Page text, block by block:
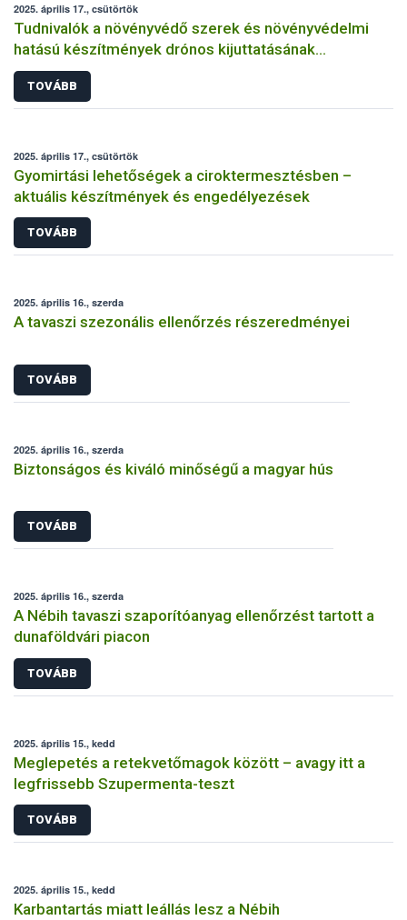
2025. április 17., csütörtök
Tudnivalók a növényvédő szerek és növényvédelmi
hatású készítmények drónos kijuttatásának
kérelmezéséről
TOVÁBB
2025. április 17., csütörtök
Gyomirtási lehetőségek a ciroktermesztésben –
aktuális készítmények és engedélyezések
TOVÁBB
2025. április 16., szerda
A tavaszi szezonális ellenőrzés részeredményei
TOVÁBB
2025. április 16., szerda
Biztonságos és kiváló minőségű a magyar hús
TOVÁBB
2025. április 16., szerda
A Nébih tavaszi szaporítóanyag ellenőrzést tartott a
dunaföldvári piacon
TOVÁBB
2025. április 15., kedd
Meglepetés a retekvetőmagok között – avagy itt a
legfrissebb Szupermenta-teszt
TOVÁBB
2025. április 15., kedd
Karbantartás miatt leállás lesz a Nébih